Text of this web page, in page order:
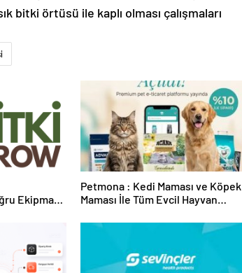
bitki örtüsü ile kaplı olması çalışmaları
Ekipman
Petmona : Kedi Maması ve Köpek
Maması İle Tüm Evcil Hayvan